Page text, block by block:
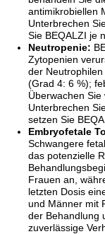
antimikrobiellen
Unterbrechen
Sie BEQALZI je
Neutropenie:
Zytopenien
der
(Grad 4: 6 %);
Überwachen
Unterbrechen
setzen Sie
Embryofetale
Schwangere
das potenzielle
Frauen an,
letzten Dosis
und Männer mit
der Behandlung
zuverlässige